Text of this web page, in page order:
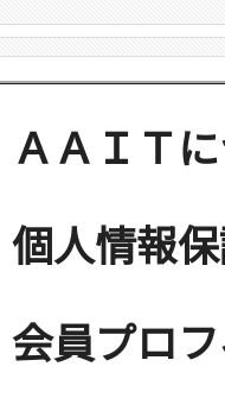
ＡＡＩＴ
個人情報
会員プロ